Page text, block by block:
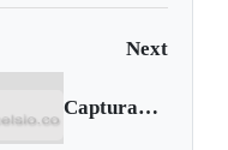
Next
Capturado jefe de los Úsuga en Cartagena y 35 miembros más de esa bacrim